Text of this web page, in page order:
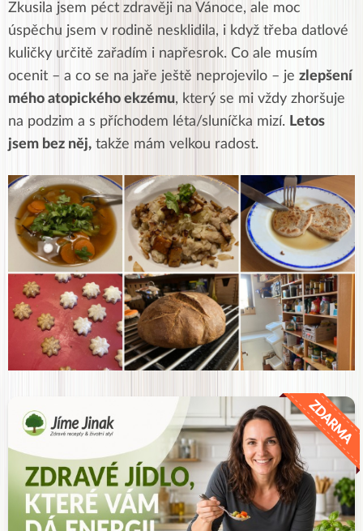
Zkusila jsem péct zdravěji na Vánoce, ale moc
úspěchu jsem v rodině nesklidila, i když třeba datlové
kuličky určitě zařadím i napřesrok. Co ale musím
ocenit – a co se na jaře ještě neprojevilo – je zlepšení
mého atopického ekzému, který se mi vždy zhoršuje
na podzim a s příchodem léta/sluníčka mizí. Letos
jsem bez něj, takže mám velkou radost.